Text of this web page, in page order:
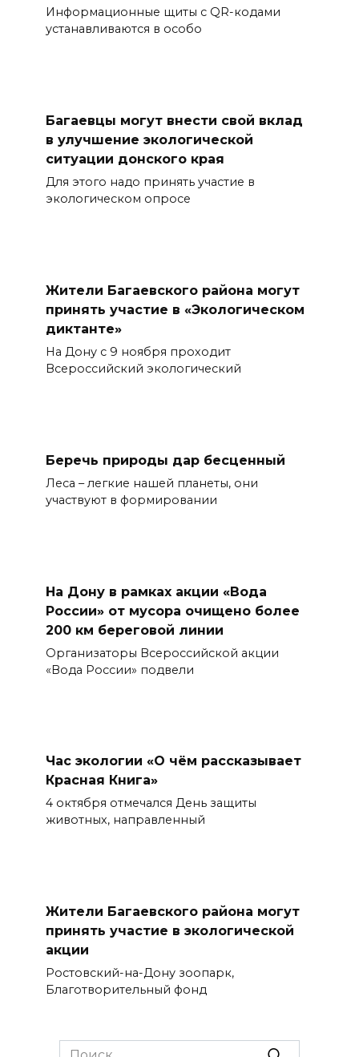
Информационные щиты с QR-кодами
устанавливаются в особо
Багаевцы могут внести свой вклад
в улучшение экологической
ситуации донского края
Для этого надо принять участие в
экологическом опросе
Жители Багаевского района могут
принять участие в «Экологическом
диктанте»
На Дону с 9 ноября проходит
Всероссийский экологический
Беречь природы дар бесценный
Леса – легкие нашей планеты, они
участвуют в формировании
На Дону в рамках акции «Вода
России» от мусора очищено более
200 км береговой линии
Организаторы Всероссийской акции
«Вода России» подвели
Час экологии «О чём рассказывает
Красная Книга»
4 октября отмечался День защиты
животных, направленный
Жители Багаевского района могут
принять участие в экологической
акции
Ростовский-на-Дону зоопарк,
Благотворительный фонд
Search